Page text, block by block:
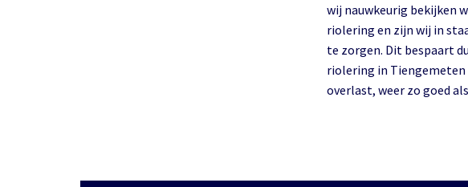
wij nauwkeurig bekijken
riolering en zijn wij in
te zorgen. Dit bespaart
riolering in
overlast, weer zo goed